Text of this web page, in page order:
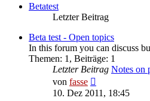
Betatest
Letzter Beitrag
Beta test - Open topics
In this forum you can discuss
Themen: 1 , Beiträge: 1
Letzter Beitrag Notes on
von fasse
Beitrag
10. Dez 2011, 18:45